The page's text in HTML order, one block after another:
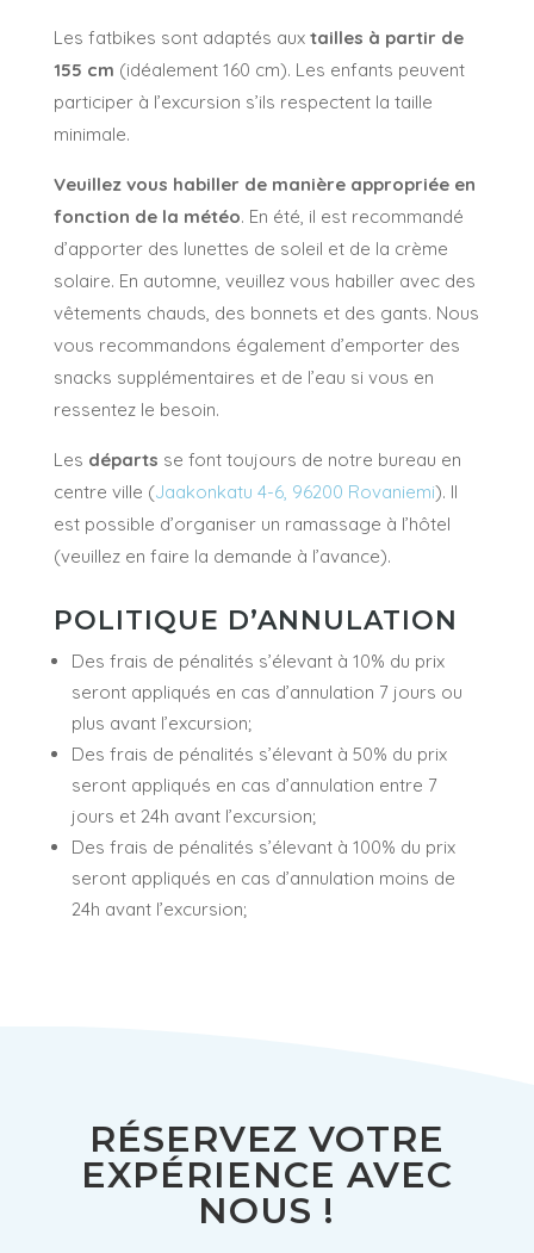
Les fatbikes sont adaptés aux tailles à partir de
155 cm (idéalement 160 cm). Les enfants peuvent
participer à l’excursion s’ils respectent la taille
minimale.
Veuillez vous habiller de manière appropriée en
fonction de la météo. En été, il est recommandé
d’apporter des lunettes de soleil et de la crème
solaire. En automne, veuillez vous habiller avec des
vêtements chauds, des bonnets et des gants. Nous
vous recommandons également d’emporter des
snacks supplémentaires et de l’eau si vous en
ressentez le besoin.
Les départs se font toujours de notre bureau en
centre ville (Jaakonkatu 4-6, 96200 Rovaniemi). Il
est possible d’organiser un ramassage à l’hôtel
(veuillez en faire la demande à l’avance).
POLITIQUE D’ANNULATION
Des frais de pénalités s’élevant à 10% du prix
seront appliqués en cas d’annulation 7 jours ou
plus avant l’excursion;
Des frais de pénalités s’élevant à 50% du prix
seront appliqués en cas d’annulation entre 7
jours et 24h avant l’excursion;
Des frais de pénalités s’élevant à 100% du prix
seront appliqués en cas d’annulation moins de
24h avant l’excursion;
RÉSERVEZ VOTRE
EXPÉRIENCE AVEC
NOUS !